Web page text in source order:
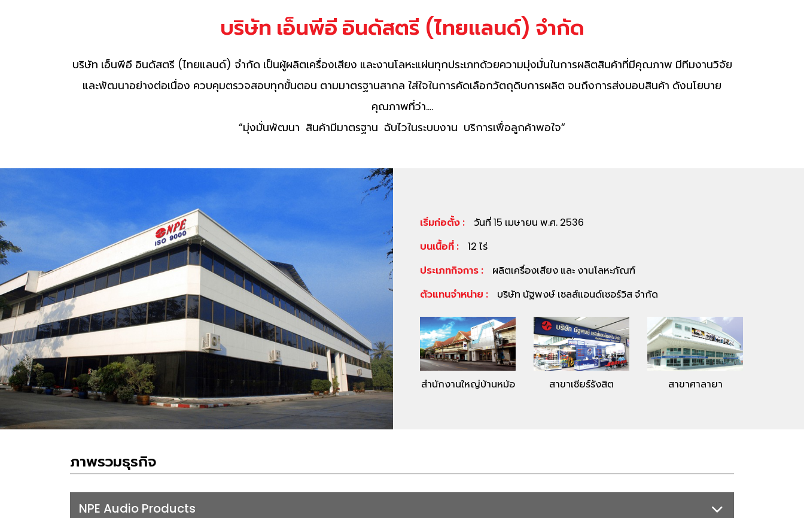
บริษัท เอ็นพีอี อินดัสตรี (ไทยแลนด์) จำกัด
บริษัท เอ็นพีอี อินดัสตรี (ไทยแลนด์) จำกัด เป็นผู้ผลิตเครื่องเสียง และงานโลหะแผ่นทุกประเภทด้วยความมุ่งมั่นในการผลิตสินค้าที่มีคุณภาพ มีทีมงานวิจัย
และพัฒนาอย่างต่อเนื่อง ควบคุมตรวจสอบทุกขั้นตอน ตามมาตรฐานสากล ใส่ใจในการคัดเลือกวัตถุดิบการผลิต จนถึงการส่งมอบสินค้า ดังนโยบาย
คุณภาพที่ว่า....
“มุ่งมั่นพัฒนา สินค้ามีมาตรฐาน ฉับไวในระบบงาน บริการเพื่อลูกค้าพอใจ“
เริ่มก่อตั้ง :
วันที่ 15 เมษายน พ.ศ. 2536
บนเนื้อที่ :
12 ไร่
ประเภทกิจการ :
ผลิตเครื่องเสียง และ งานโลหะภัณฑ์
ตัวแทนจำหน่าย :
บริษัท นัฐพงษ์ เซลส์แอนด์เซอร์วิส จำกัด
สำนักงานใหญ่บ้านหม้อ สาขาเซียร์รังสิต สาขาศาลายา
ภาพรวมธุรกิจ
NPE Audio Products